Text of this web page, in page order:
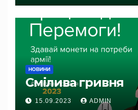
НОВИНИ
Смілива гривня
15.09.2023 ADMIN